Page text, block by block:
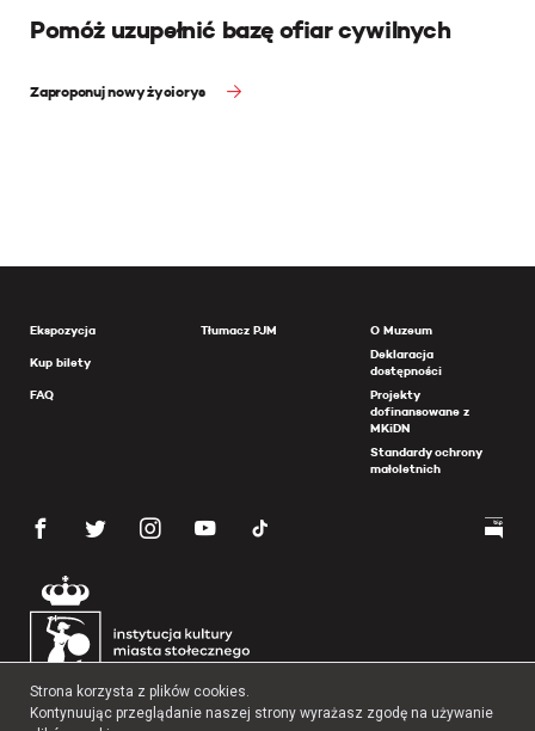
Pomóż uzupełnić bazę ofiar cywilnych
Zaproponuj nowy życiorys
Ekspozycja
Kup bilety
FAQ
Tłumacz PJM
O Muzeum
Deklaracja
dostępności
Projekty
dofinansowane z
MKiDN
Standardy ochrony
małoletnich
Strona korzysta z plików cookies.
Kontynuując przeglądanie naszej strony wyrażasz zgodę na używanie